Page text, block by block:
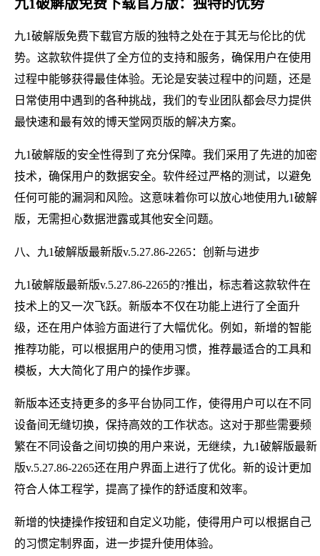
九1破解版免费下载官方版：独特的优势
九1破解版免费下载官方版的独特之处在于其无与伦比的优
势。这款软件提供了全方位的支持和服务，确保用户在使用
过程中能够获得最佳体验。无论是安装过程中的问题，还是
日常使用中遇到的各种挑战，我们的专业团队都会尽力提供
最快速和最有效的博天堂网页版的解决方案。
九1破解版的安全性得到了充分保障。我们采用了先进的加密
技术，确保用户的数据安全。软件经过严格的测试，以避免
任何可能的漏洞和风险。这意味着你可以放心地使用九1破解
版，无需担心数据泄露或其他安全问题。
八、九1破解版最新版v.5.27.86-2265：创新与进步
九1破解版最新版v.5.27.86-2265的?推出，标志着这款软件在
技术上的又一次飞跃。新版本不仅在功能上进行了全面升
级，还在用户体验方面进行了大幅优化。例如，新增的智能
推荐功能，可以根据用户的使用习惯，推荐最适合的工具和
模板，大大简化了用户的操作步骤。
新版本还支持更多的多平台协同工作，使得用户可以在不同
设备间无缝切换，保持高效的工作状态。这对于那些需要频
繁在不同设备之间切换的用户来说，无继续，九1破解版最新
版v.5.27.86-2265还在用户界面上进行了优化。新的设计更加
符合人体工程学，提高了操作的舒适度和效率。
新增的快捷操作按钮和自定义功能，使得用户可以根据自己
的习惯定制界面，进一步提升使用体验。